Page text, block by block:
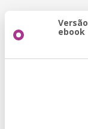
Versão
ebook